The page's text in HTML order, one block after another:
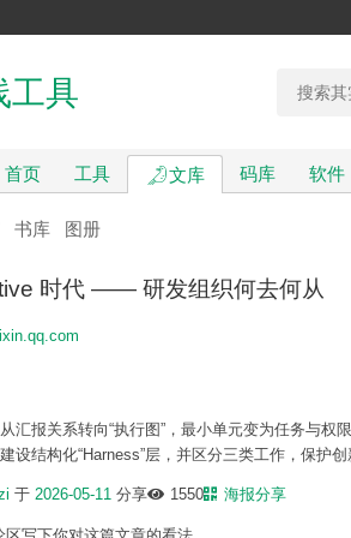
工具
首页 工具 文库 码库 软件
书库 图册
时代 —— 研发组织何去何从
汇报关系转向“执行图”，最小单元变为任务与权
设结构化“Harness”层，并区分三类工作，保护
于 2026-05-11 分享 1550 海报分享